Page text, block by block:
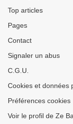
Top articles
Pages
Contact
Signaler un abus
C.G.U.
Cookies et données
Préférences cookies
Voir le profil de Ze